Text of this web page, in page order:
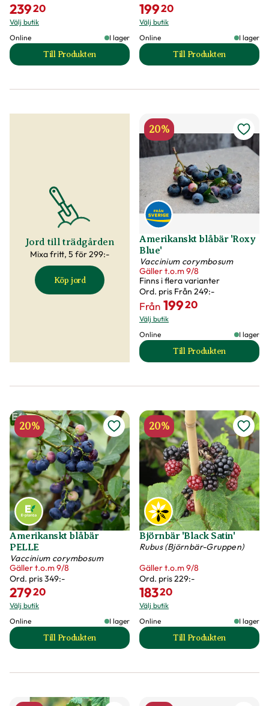
23920
Välj butik
Online
I lager
Till Produkten
till Amerikanskt blåbär 'Bluejay' produktsida
19920
Välj butik
Online
I lager
Till Produkten
till Amerikanskt
Jord till trädgården
Mixa fritt, 5 för 299:-
Köp jord
20%
Amerikanskt blåbär 'Roxy
Blue'
Vaccinium corymbosum
Gäller t.o.m 9/8
Finns i flera varianter
Ord. pris Från 249:-
Från 19920
Välj butik
Online
I lager
Till Produkten
till Amerikanskt
20%
Amerikanskt blåbär
PELLE
Vaccinium corymbosum
Gäller t.o.m 9/8
Ord. pris349:-
27920
Välj butik
Online
I lager
Till Produkten
till Amerikanskt blåbär PELLE produktsida
20%
Björnbär 'Black Satin'
Rubus (Björnbär-Gruppen)
Gäller t.o.m 9/8
Ord. pris229:-
18320
Välj butik
Online
I lager
Till Produkten
till Björnbär 'Black